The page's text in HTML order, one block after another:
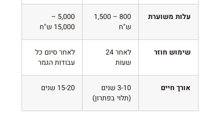
עלות משוערת
800 – 1,500
ש"ח
5,000 –
15,000 ש"ח
שימוש חוזר
לאחר 24
שעות
לאחר סיום כל
עבודות הגמר
אורך חיים
3-10 שנים
(תלוי בפתרון)
15-20 שנים